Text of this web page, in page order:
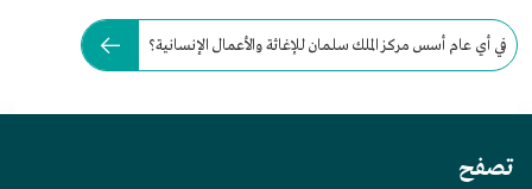
في أي عام أسس مركز الملك سلمان للإغاثة والأعمال الإنسانية؟
تصفح